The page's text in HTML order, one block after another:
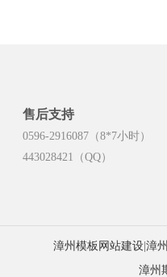
售后支持
0596-2916087（8*7小时）
443028421（QQ）
漳州模板网站建设| 漳
漳州